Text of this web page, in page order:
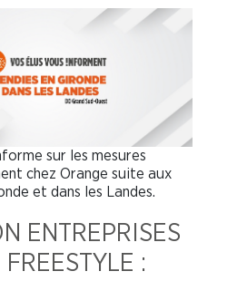
sur les mesures
chez Orange suite aux
et dans les Landes.
ENTREPRISES
: